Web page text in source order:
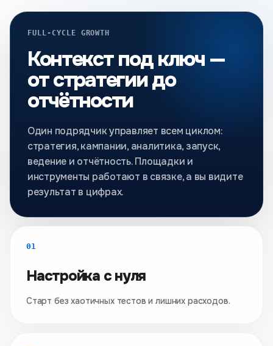
FULL-CYCLE GROWTH
Контекст под ключ —
от стратегии до
отчётности
Один подрядчик управляет всем циклом:
стратегия, кампании, аналитика, запуск,
ведение и отчётность. Площадки и
инструменты работают в связке, а вы видите
результат в цифрах.
01
Настройка с нуля
Старт без хаотичных тестов и лишних расходов.